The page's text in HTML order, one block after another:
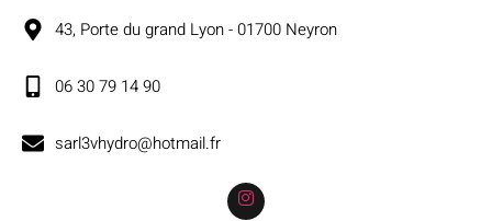
43, Porte du grand Lyon - 01700 Neyron
06 30 79 14 90
sarl3vhydro@hotmail.fr